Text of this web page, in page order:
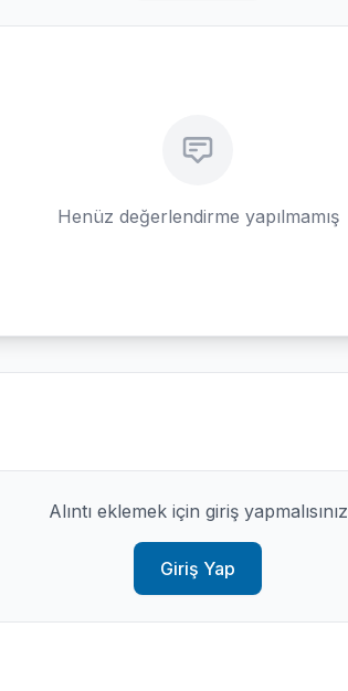
Henüz değerlendirme yapılmamış
Alıntı eklemek için giriş yapmalısınız
Giriş Yap